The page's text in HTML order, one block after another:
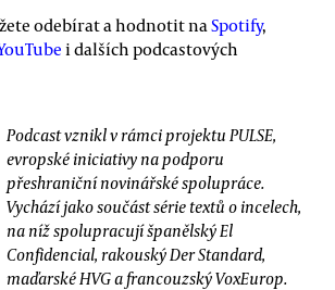
odebírat a hodnotit na Spotify,
i dalších podcastových
Podcast vznikl v rámci projektu PULSE,
evropské iniciativy na podporu
přeshraniční novinářské spolupráce.
Vychází jako součást série textů o incelech,
na níž spolupracují španělský El
Confidencial, rakouský Der Standard,
maďarské HVG a francouzský VoxEurop.